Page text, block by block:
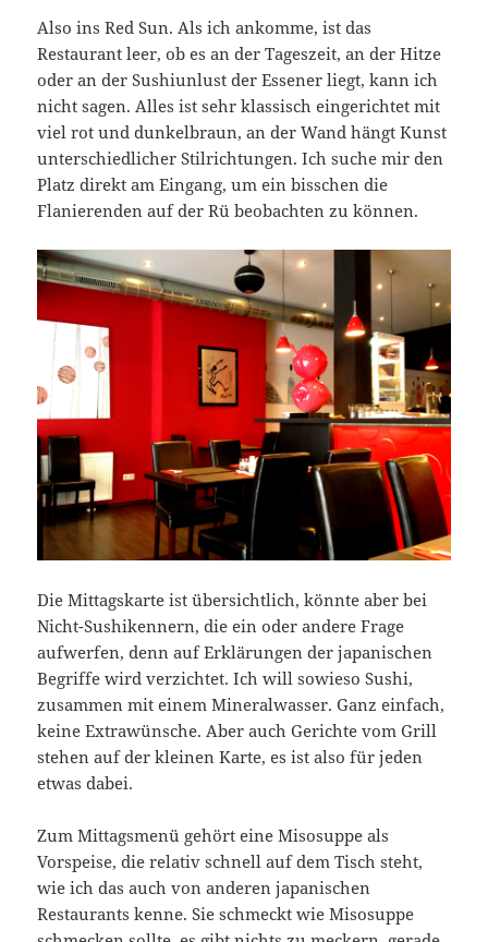
Also ins Red Sun. Als ich ankomme, ist das
Restaurant leer, ob es an der Tageszeit, an der Hitze
oder an der Sushiunlust der Essener liegt, kann ich
nicht sagen. Alles ist sehr klassisch eingerichtet mit
viel rot und dunkelbraun, an der Wand hängt Kunst
unterschiedlicher Stilrichtungen. Ich suche mir den
Platz direkt am Eingang, um ein bisschen die
Flanierenden auf der Rü beobachten zu können.
Die Mittagskarte ist übersichtlich, könnte aber bei
Nicht-Sushikennern, die ein oder andere Frage
aufwerfen, denn auf Erklärungen der japanischen
Begriffe wird verzichtet. Ich will sowieso Sushi,
zusammen mit einem Mineralwasser. Ganz einfach,
keine Extrawünsche. Aber auch Gerichte vom Grill
stehen auf der kleinen Karte, es ist also für jeden
etwas dabei.
Zum Mittagsmenü gehört eine Misosuppe als
Vorspeise, die relativ schnell auf dem Tisch steht,
wie ich das auch von anderen japanischen
Restaurants kenne. Sie schmeckt wie Misosuppe